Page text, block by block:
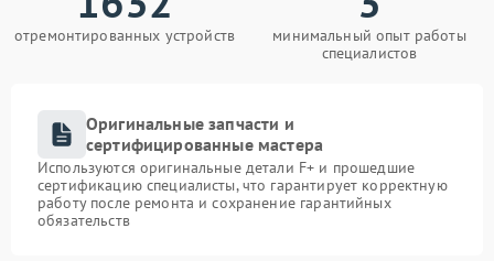
отремонтированных устройств
минимальный опыт работы
специалистов
Оригинальные запчасти и
сертифицированные мастера
Используются оригинальные детали F+ и прошедшие
сертификацию специалисты, что гарантирует корректную
работу после ремонта и сохранение гарантийных
обязательств